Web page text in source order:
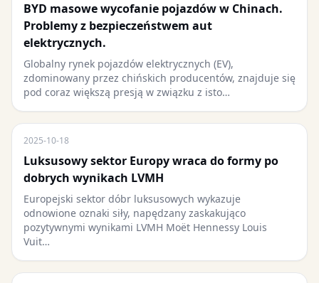
BYD masowe wycofanie pojazdów w Chinach.
Problemy z bezpieczeństwem aut
elektrycznych.
Globalny rynek pojazdów elektrycznych (EV),
zdominowany przez chińskich producentów, znajduje się
pod coraz większą presją w związku z isto…
2025-10-18
Luksusowy sektor Europy wraca do formy po
dobrych wynikach LVMH
Europejski sektor dóbr luksusowych wykazuje
odnowione oznaki siły, napędzany zaskakująco
pozytywnymi wynikami LVMH Moët Hennessy Louis
Vuit…